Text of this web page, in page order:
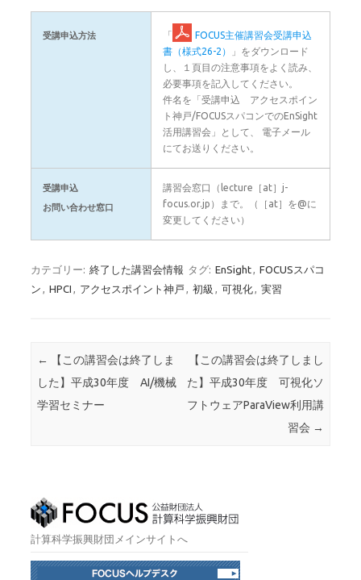
受講申込方法 「
FOCUS主催講習会受講申込
書（様式26-2）
」をダウンロード
し、１頁目の注意事項をよく読み、
必要事項を記入してください。
件名を「受講申込 アクセスポイン
ト神戸/FOCUSスパコンでのEnSight
活用講習会」として、 電子メール
にてお送りください。
受講申込
お問い合わせ窓口
講習会窓口（lecture［at］j-
focus.or.jp）まで。（［at］を@に
変更してください）
カテゴリー: 終了した講習会情報 タグ: EnSight, FOCUSスパコ
ン , HPCI , アクセスポイント神戸 , 初級 , 可視化, 実習
投稿ナビゲーション
←
【この講習会は終了しま
した】平成30年度 AI/機械
学習セミナー
【この講習会は終了しまし
た】平成30年度 可視化ソ
フトウェアParaView利用講
習会 →
計算科学振興財団メインサイトへ